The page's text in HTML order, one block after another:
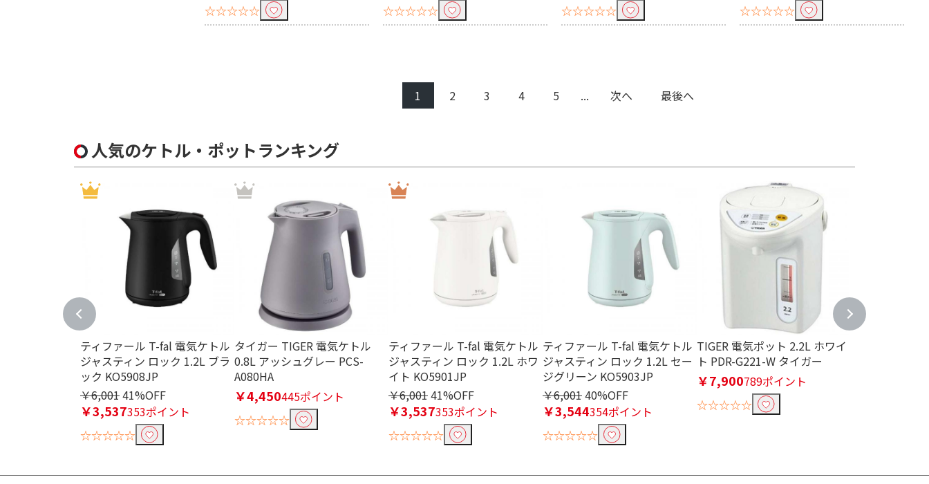
☆☆☆☆☆
☆☆☆☆☆
☆☆☆☆☆
☆☆☆☆☆
1 2 3 4 5 ... 次へ 最後へ
人気のケトル・ポットランキング
ティファール T-fal 電気ケトル
ジャスティン ロック 1.2L ブラ
ック KO5908JP
￥6,00141%OFF
￥3,537353ポイント
☆☆☆☆☆
タイガー TIGER 電気ケトル
0.8L アッシュグレー PCS-
A080HA
￥4,450445ポイント
☆☆☆☆☆
ティファール T-fal 電気ケトル
ジャスティン ロック 1.2L ホワ
イト KO5901JP
￥6,00141%OFF
￥3,537353ポイント
☆☆☆☆☆
ティファール T-fal 電気ケトル
ジャスティン ロック 1.2L セー
ジグリーン KO5903JP
￥6,00140%OFF
￥3,544354ポイント
☆☆☆☆☆
TIGER 電気ポット 2.2L ホワイ
ト PDR-G221-W タイガー
￥7,900789ポイント
☆☆☆☆☆